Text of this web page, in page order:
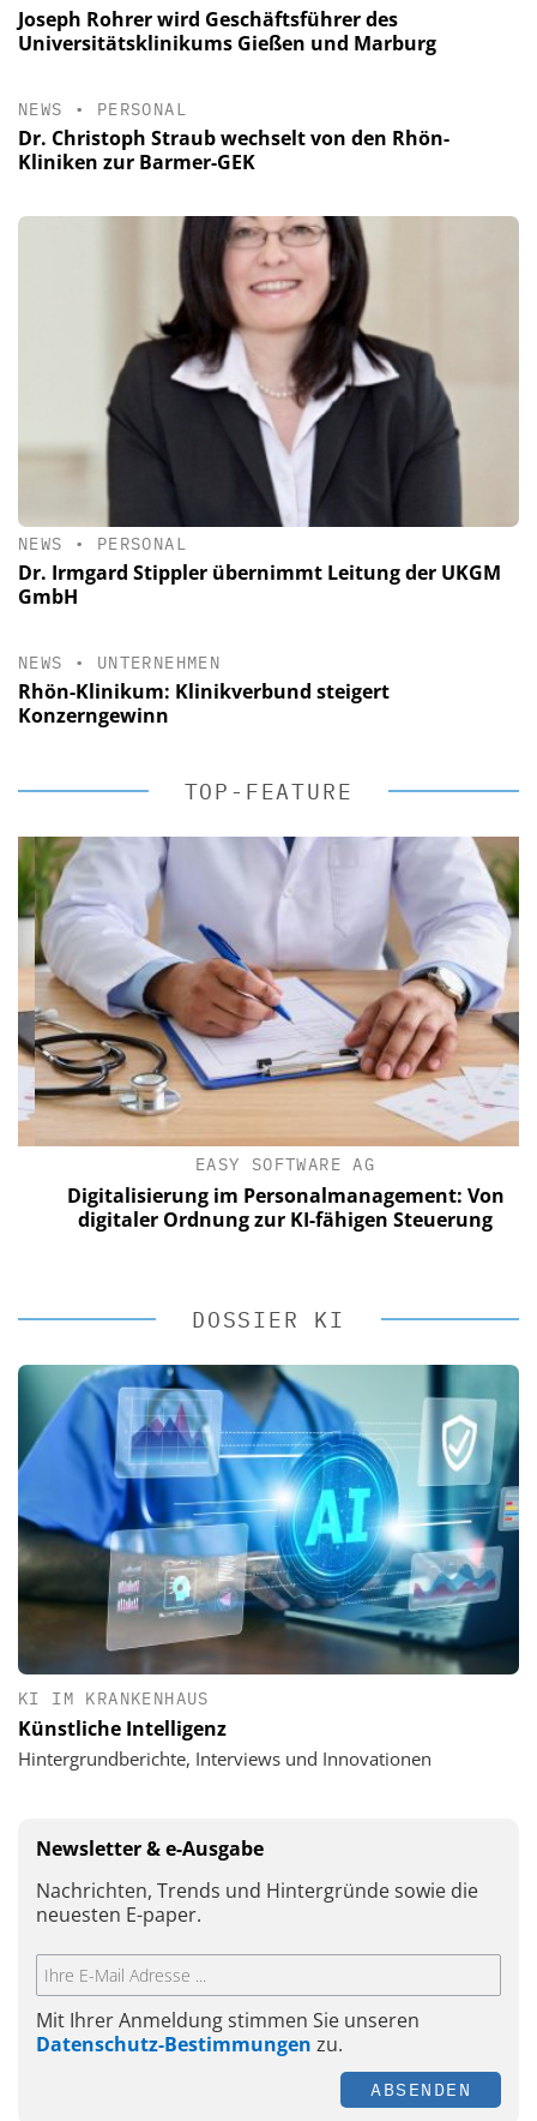
Joseph Rohrer wird Geschäftsführer des
Universitätsklinikums Gießen und Marburg
NEWS • PERSONAL
Dr. Christoph Straub wechselt von den Rhön-
Kliniken zur Barmer-GEK
NEWS • PERSONAL
Dr. Irmgard Stippler übernimmt Leitung der UKGM
GmbH
NEWS • UNTERNEHMEN
Rhön-Klinikum: Klinikverbund steigert
Konzerngewinn
TOP-FEATURE
EASY SOFTWARE AG
Digitalisierung im Personalmanagement: Von
digitaler Ordnung zur KI-fähigen Steuerung
DOSSIER KI
KI IM KRANKENHAUS
Künstliche Intelligenz
Hintergrundberichte, Interviews und Innovationen
Newsletter & e-Ausgabe
Nachrichten, Trends und Hintergründe sowie die
neuesten E-paper.
Mit Ihrer Anmeldung stimmen Sie unseren
Datenschutz-Bestimmungen zu.
ABSENDEN